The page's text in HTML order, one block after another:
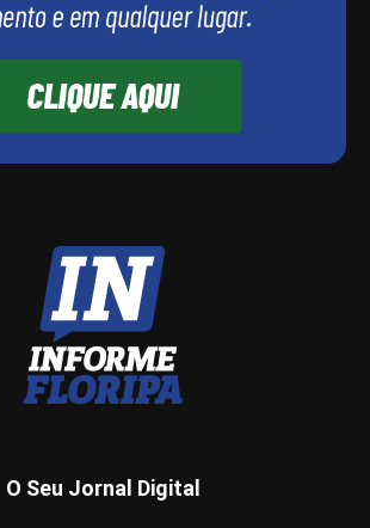
O Seu Jornal Digital